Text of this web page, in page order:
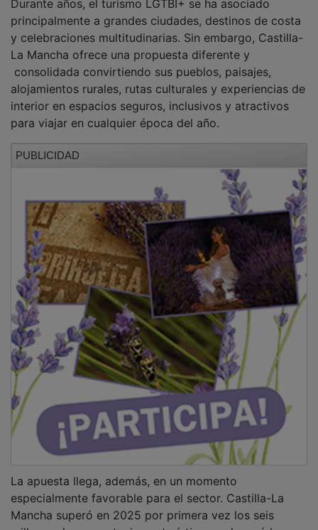
principalmente a grandes ciudades, destinos de costa
y celebraciones multitudinarias. Sin embargo, Castilla-
La Mancha ofrece una propuesta diferente y
consolidada convirtiendo sus pueblos, paisajes,
alojamientos rurales, rutas culturales y experiencias de
interior en espacios seguros, inclusivos y atractivos
para viajar en cualquier época del año.
especialmente favorable para el sector. Castilla-La
Mancha superó en 2025 por primera vez los seis
millones de pernoctaciones turísticas y alcanzó los